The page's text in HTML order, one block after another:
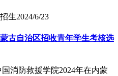
生2024/6/23
古自治区招收青年学生考核选
消防救援学院2024年在内蒙